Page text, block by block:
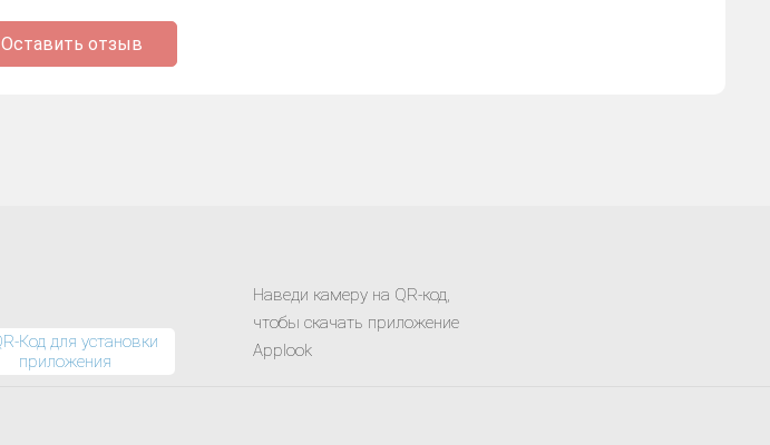
Оставить отзыв
Наведи камеру на QR-код,
чтобы скачать приложение
Applook